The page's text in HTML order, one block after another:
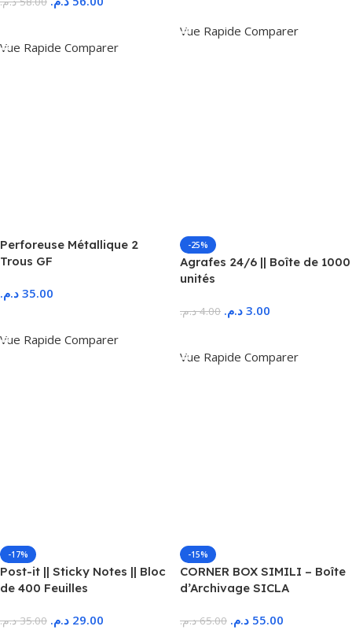
Vue Rapide Comparer
Vue Rapide Comparer
Perforeuse Métallique 2
Trous GF
35.00 د.م.
Vue Rapide Comparer
-25%
Agrafes 24/6 || Boîte de 1000
unités
4.00 د.م. 3.00 د.م.
Vue Rapide Comparer
-17%
Post-it || Sticky Notes || Bloc
de 400 Feuilles
35.00 د.م. 29.00 د.م.
-15%
CORNER BOX SIMILI – Boîte
d’Archivage SICLA
65.00 د.م. 55.00 د.م.